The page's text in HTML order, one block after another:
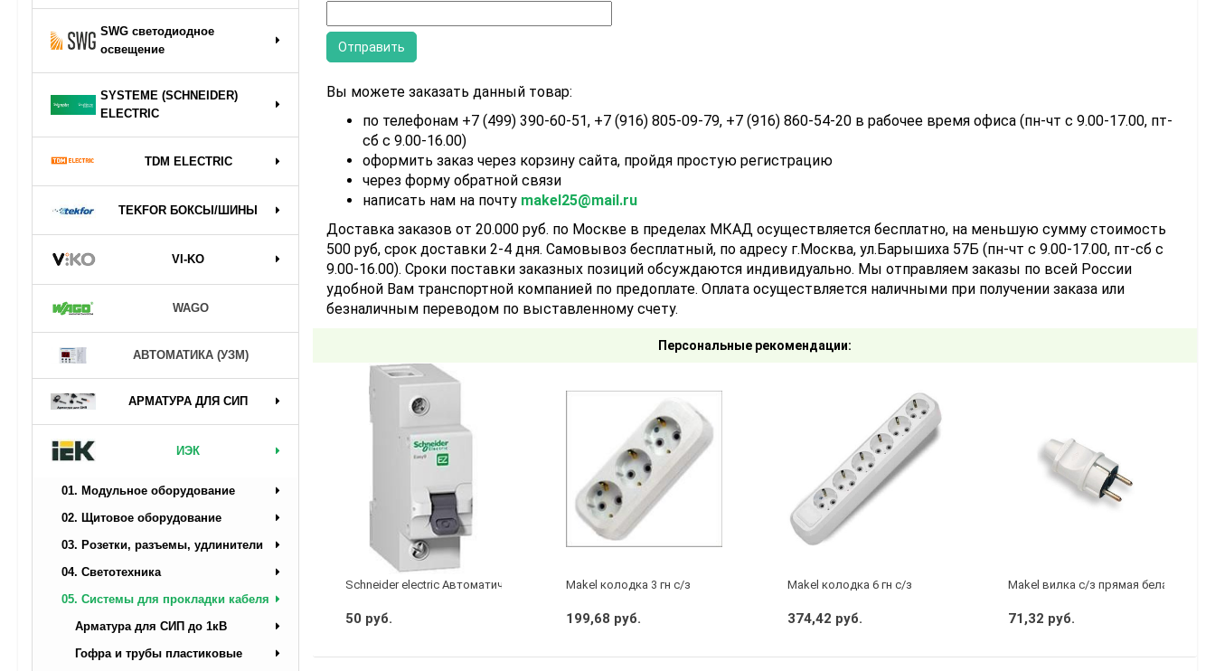
SWG светодиодное
освещение
SYSTEME (SCHNEIDER)
ELECTRIC
TDM ELECTRIC
TEKFOR БОКСЫ/ШИНЫ
VI-KO
WAGO
АВТОМАТИКА (УЗМ)
АРМАТУРА ДЛЯ СИП
ИЭК
01. Модульное оборудование
02. Щитовое оборудование
03. Розетки, разъемы, удлинители
04. Светотехника
05. Системы для прокладки кабеля
Арматура для СИП до 1кВ
Гофра и трубы пластиковые
Вы можете заказать данный товар:
по телефонам +7 (499) 390-60-51, +7 (916) 805-09-79, +7 (916) 860-54-20 в рабочее время офиса (пн-чт с 9.00-17.00, пт-
сб с 9.00-16.00)
оформить заказ через корзину сайта, пройдя простую регистрацию
через форму обратной связи
написать нам на почту makel25@mail.ru
Доставка заказов от 20.000 руб. по Москве в пределах МКАД осуществляется бесплатно, на меньшую сумму стоимость
500 руб, срок доставки 2-4 дня. Самовывоз бесплатный, по адресу г.Москва, ул.Барышиха 57Б (пн-чт с 9.00-17.00, пт-сб с
9.00-16.00). Сроки поставки заказных позиций обсуждаются индивидуально. Мы отправляем заказы по всей России
удобной Вам транспортной компанией по предоплате. Оплата осуществляется наличными при получении заказа или
безналичным переводом по выставленному счету.
Персональные рекомендации:
Schneider electric Автоматический выключатель 1/40А
50 руб.
Makel колодка 3 гн с/з
199,68 руб.
Makel колодка 6 гн с/з
374,42 руб.
Makel вилка с/з прямая белая
71,32 руб.